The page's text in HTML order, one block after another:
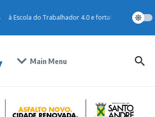
à Escola do Trabalhador 4.0 e fortalece
Main Menu